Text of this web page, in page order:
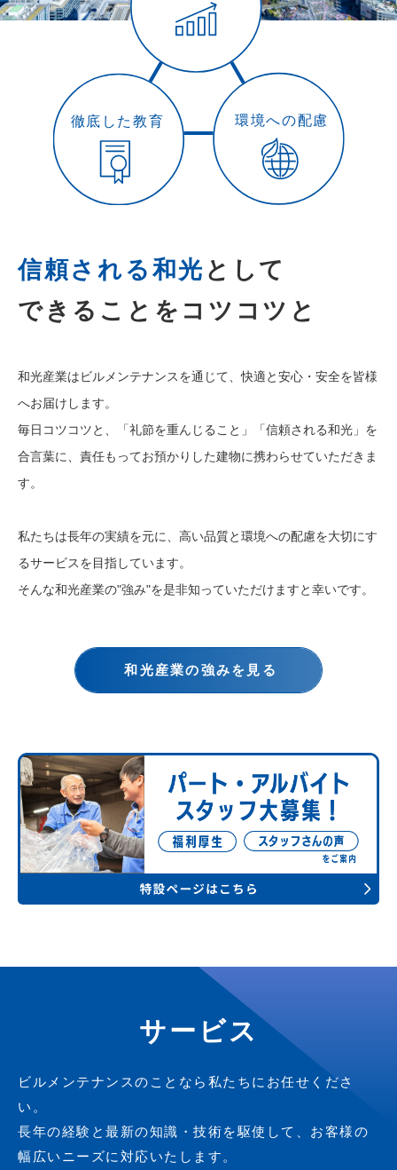
信頼される和光 として
できることをコツコツと
和光産業はビルメンテナンスを通じて、快適と安心・安全を皆様
へお届けします。
毎日コツコツと、「礼節を重んじること」「信頼される和光」を
合言葉に、責任もってお預かりした建物に携わらせていただきま
す。
私たちは長年の実績を元に、高い品質と環境への配慮を大切にす
るサービスを目指しています。
そんな和光産業の"強み"を是非知っていただけますと幸いです。
和光産業の強みを見る
サービス
ビルメンテナンスのことなら私たちにお任せくださ
い。
長年の経験と最新の知識・技術を駆使して、お客様の
幅広いニーズに対応いたします。